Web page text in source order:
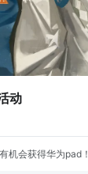
动
机会获得华为pad！